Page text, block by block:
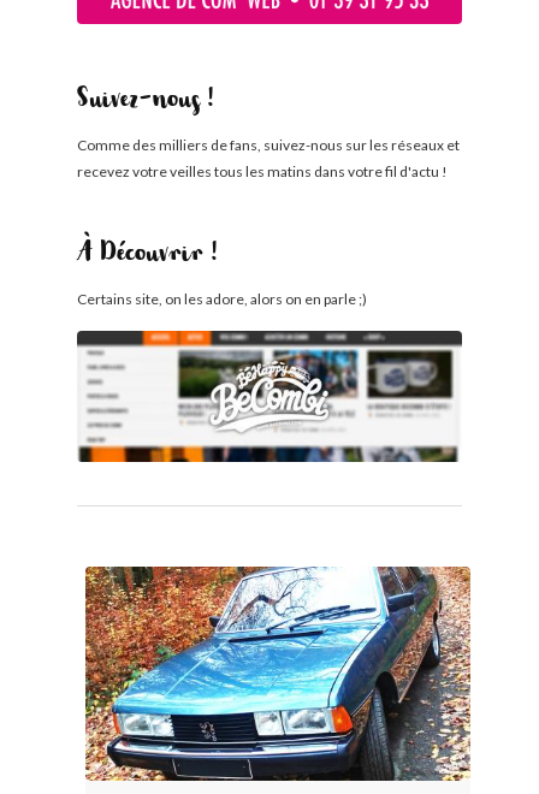
Suivez-nous !
Comme des milliers de fans, suivez-nous sur les réseaux et
recevez votre veilles tous les matins dans votre fil d'actu !
À Découvrir !
Certains site, on les adore, alors on en parle ;)